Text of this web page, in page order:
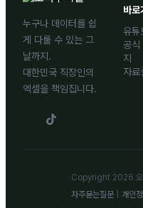
누구나 데이터를 쉽
게 다룰 수 있는 그
날까지.
대한민국 직장인의
엑셀을 책임집니다.
바로
유튜
공식
지
자료
Copyright 2026
자주묻는질문
개인